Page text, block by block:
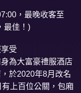
，最晚收客至
最佳！)
受
為大富豪禮服酒店
於2020年8月改名
上百位公關，包廂